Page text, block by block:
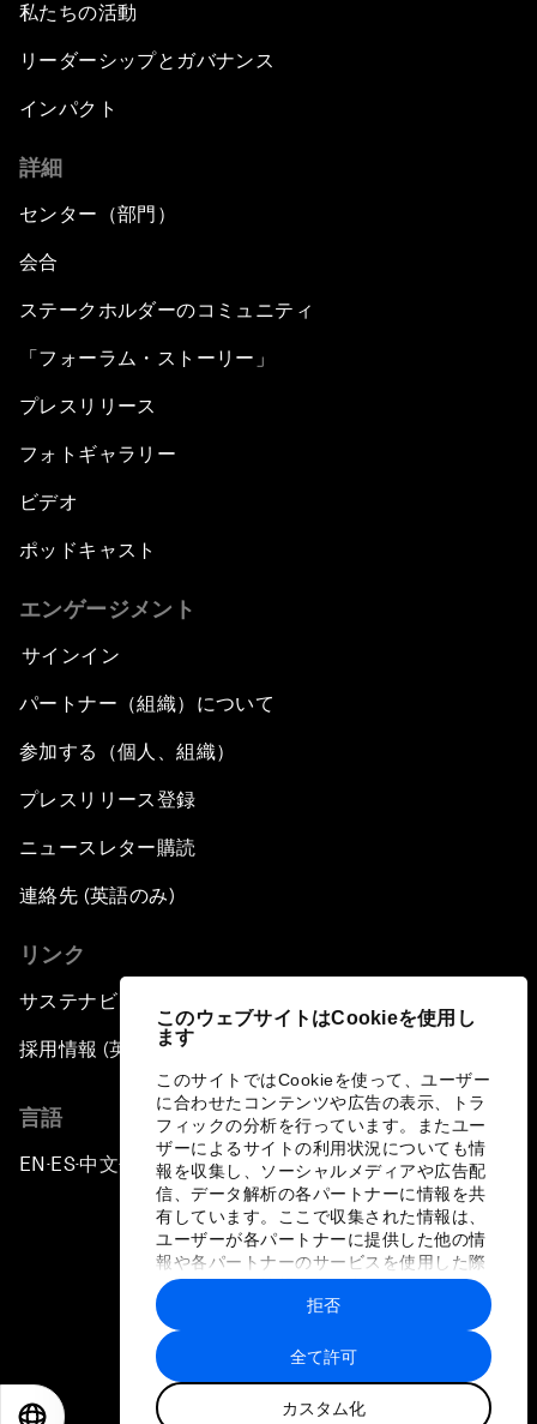
このウェブサイトはCookieを使用し
ます
このサイトではCookieを使って、ユーザー
に合わせたコンテンツや広告の表示、トラ
フィックの分析を行っています。またユー
ザーによるサイトの利用状況についても情
報を収集し、ソーシャルメディアや広告配
信、データ解析の各パートナーに情報を共
有しています。ここで収集された情報は、
ユーザーが各パートナーに提供した他の情
報や各パートナーのサービスを使用した際
に収集された情報と組み合わされ、各パー
トナーによって使用されることがありま
す。
全て許可
カスタム化
拒否
私たちの活動
リーダーシップとガバナンス
インパクト
詳細
センター（部門）
会合
ステークホルダーのコミュニティ
「フォーラム・ストーリー」
プレスリリース
フォトギャラリー
ビデオ
ポッドキャスト
エンゲージメント
サインイン
パートナー（組織）について
参加する（個人、組織）
プレスリリース登録
ニュースレター購読
連絡先 (英語のみ)
リンク
サステナビリティへの取り組み
採用情報 (英語のみ)
言語
EN ▪ ES▪中文▪ 日本語
プライバシーポリシーと利用規約
サイトマップ
©
世界経済フォーラム